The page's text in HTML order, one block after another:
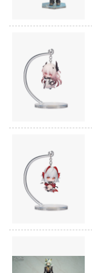
piece of blue glass
(DCコミックス)
ンシリーズ
ンエイジ・ミュータン
たら第七王子だったの
めます
Daylight (デッド バ
NOTE